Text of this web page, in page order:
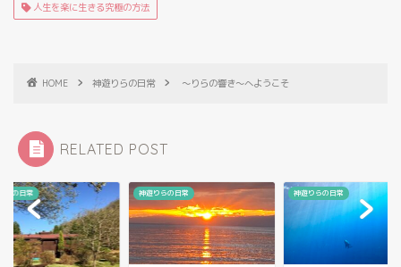
人生を楽に生きる究極の方法
HOME 神遊りらの日常 ～りらの響き～へようこそ
RELATED POST
らの日常 神遊りらの日常 神遊りらの日常